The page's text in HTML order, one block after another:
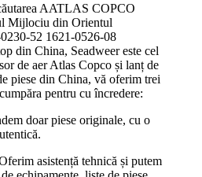
AATLAS COPCO
Mijlociu din Orientul
52 1621-0526-08
din China, Seadweer este cel
de aer Atlas Copco și lanț de
piese din China, vă oferim trei
pentru cu încredere:
doar piese originale, cu o
asistență tehnică și putem